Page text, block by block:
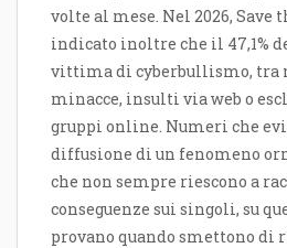
volte al mese. Nel 2026, Save
indicato inoltre che il 47,1%
vittima di cyberbullismo, tra
minacce, insulti via web o
gruppi online. Numeri che
diffusione di un fenomeno
che non sempre riescono a
conseguenze sui singoli, su
provano quando smettono di